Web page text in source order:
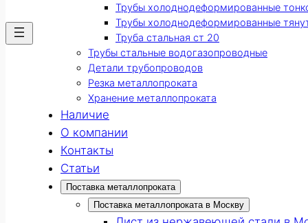
Трубы холоднодеформированные
Трубы холоднодеформированные
Труба стальная ст 20
Трубы стальные водогазопроводные
Детали трубопроводов
Резка металлопроката
Хранение металлопроката
Наличие
О компании
Контакты
Статьи
Поставка металлопроката
Поставка металлопроката в Москву